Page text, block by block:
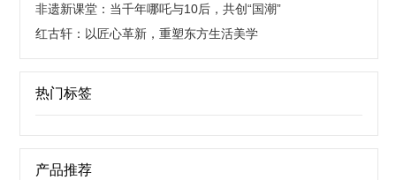
非遗新课堂：当千年哪吒与10后，共创“国潮”
红古轩：以匠心革新，重塑东方生活美学
热门标签
产品推荐